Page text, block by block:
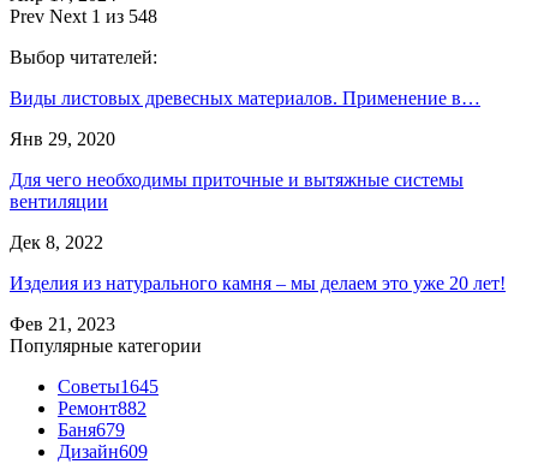
Prev Next 1 из 548
Выбор читателей:
Виды листовых древесных материалов. Применение в…
Янв 29, 2020
Для чего необходимы приточные и вытяжные системы
вентиляции
Дек 8, 2022
Изделия из натурального камня – мы делаем это уже 20 лет!
Фев 21, 2023
Популярные категории
Советы1645
Ремонт882
Баня679
Дизайн609